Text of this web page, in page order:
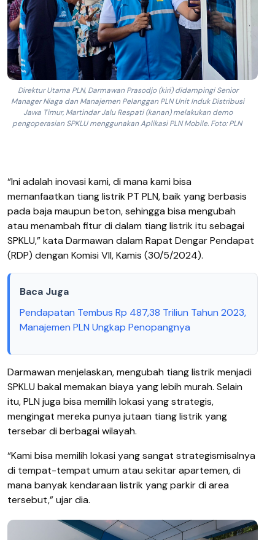
Direktur Utama PLN, Darmawan Prasodjo (kiri) didampingi Senior
Manager Niaga dan Manajemen Pelanggan PLN Unit Induk Distribusi
Jawa Timur, Martindar Jalu Respati (kanan) melakukan demo
pengoperasian SPKLU menggunakan Aplikasi PLN Mobile. Foto: PLN
“Ini adalah inovasi kami, di mana kami bisa
memanfaatkan tiang listrik PT PLN, baik yang berbasis
pada baja maupun beton, sehingga bisa mengubah
atau menambah fitur di dalam tiang listrik itu sebagai
SPKLU,” kata Darmawan dalam Rapat Dengar Pendapat
(RDP) dengan Komisi VII, Kamis (30/5/2024).
Baca Juga
Pendapatan Tembus Rp 487,38 Triliun Tahun 2023,
Manajemen PLN Ungkap Penopangnya
Darmawan menjelaskan, mengubah tiang listrik menjadi
SPKLU bakal memakan biaya yang lebih murah. Selain
itu, PLN juga bisa memilih lokasi yang strategis,
mengingat mereka punya jutaan tiang listrik yang
tersebar di berbagai wilayah.
“Kami bisa memilih lokasi yang sangat strategismisalnya
di tempat-tempat umum atau sekitar apartemen, di
mana banyak kendaraan listrik yang parkir di area
tersebut,” ujar dia.